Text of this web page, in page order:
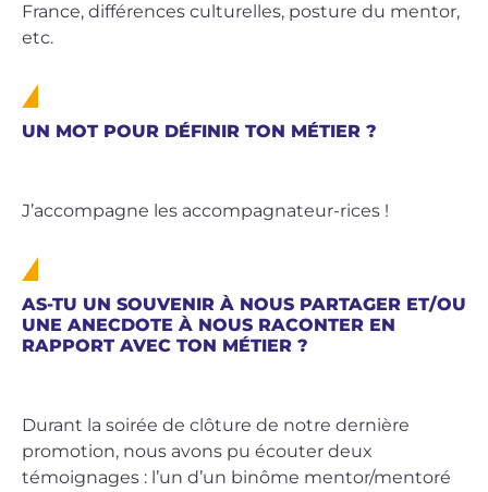
France, différences culturelles, posture du mentor,
etc.
UN MOT POUR DÉFINIR TON MÉTIER ?
J’accompagne les accompagnateur-rices !
AS-TU UN SOUVENIR À NOUS PARTAGER ET/OU
UNE ANECDOTE À NOUS RACONTER EN
RAPPORT AVEC TON MÉTIER ?
Durant la soirée de clôture de notre dernière
promotion, nous avons pu écouter deux
témoignages : l’un d’un binôme mentor/mentoré